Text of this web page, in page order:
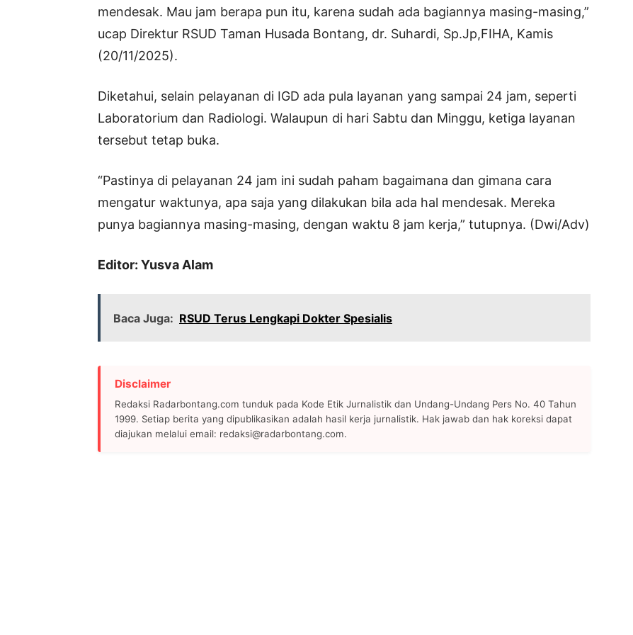
mendesak. Mau jam berapa pun itu, karena sudah ada bagiannya masing-masing,”
ucap Direktur RSUD Taman Husada Bontang, dr. Suhardi, Sp.Jp,FIHA, Kamis
(20/11/2025).
Diketahui, selain pelayanan di IGD ada pula layanan yang sampai 24 jam, seperti
Laboratorium dan Radiologi. Walaupun di hari Sabtu dan Minggu, ketiga layanan
tersebut tetap buka.
“Pastinya di pelayanan 24 jam ini sudah paham bagaimana dan gimana cara
mengatur waktunya, apa saja yang dilakukan bila ada hal mendesak. Mereka
punya bagiannya masing-masing, dengan waktu 8 jam kerja,” tutupnya. (Dwi/Adv)
Editor: Yusva Alam
Baca Juga: RSUD Terus Lengkapi Dokter Spesialis
Disclaimer
Redaksi Radarbontang.com tunduk pada Kode Etik Jurnalistik dan Undang-Undang Pers No. 40 Tahun
1999. Setiap berita yang dipublikasikan adalah hasil kerja jurnalistik. Hak jawab dan hak koreksi dapat
diajukan melalui email: redaksi@radarbontang.com.